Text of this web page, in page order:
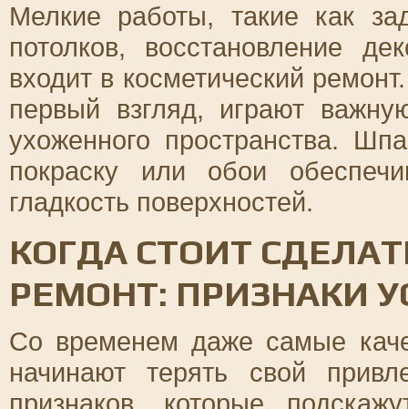
Мелкие работы, такие как
потолков, восстановление
входит в косметический
первый взгляд, играют
ухоженного пространства.
покраску или обои
гладкость поверхностей.
КОГДА СТОИТ
РЕМОНТ: ПРИЗНАКИ
Со временем даже самые
начинают терять свой
признаков, которые